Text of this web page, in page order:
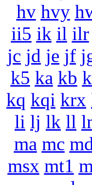
hv hvy
ii5 ik il ilr
jc jd je jf
k5 ka kb
kq kqi krx
li lj lk ll
ma mc
msx mt1